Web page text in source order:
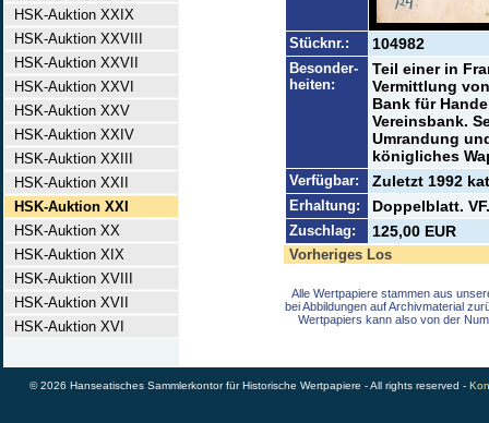
HSK-Auktion XXIX
HSK-Auktion XXVIII
HSK-Auktion XXVII
HSK-Auktion XXVI
HSK-Auktion XXV
HSK-Auktion XXIV
HSK-Auktion XXIII
HSK-Auktion XXII
HSK-Auktion XXI
HSK-Auktion XX
HSK-Auktion XIX
HSK-Auktion XVIII
HSK-Auktion XVII
HSK-Auktion XVI
Stücknr.: 104982
Besonder-
heiten:
Teil einer in
Vermittlung
Bank für
Vereinsbank.
Umrandung
königliches
Verfügbar: Zuletzt 1992
Erhaltung: Doppelblatt. VF.
Zuschlag: 125,00 EUR
Vorheriges Los
Alle Wertpapiere stammen aus
bei Abbildungen auf Archivmaterial
Wertpapiers kann also von der
© 2026 Hanseatisches Sammlerkontor für Historische Wertpapiere - All rights reserved -